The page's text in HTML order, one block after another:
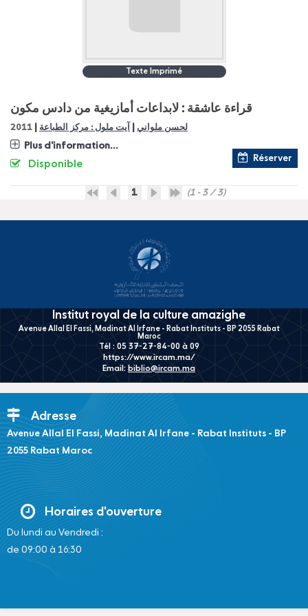
Texte Imprimé
قراءة عاشقة : لابداعات أمازيغية من دادس مكون
لحسن ملواني آيت ملول : مركز الطباعة 2011
Plus d'information...
Réserver
Disponible
1 (1 - 3 / 3)
Institut royal de la culture amazighe
Avenue Allal El Fassi, Madinat Al Irfane - Rabat Instituts - BP 2055 Rabat
Maroc
Tél : 05 37-27-84-00 à 09
https://www.ircam.ma/
Email: biblio@ircam.ma
Adresse
Avenue Allal El Fassi, Madinat Al Irfane - Rabat Instituts - BP
2055 Rabat Maroc
Horaires d'ouverture
Du lundi au Vendredi :
de 09:00 à 16:30